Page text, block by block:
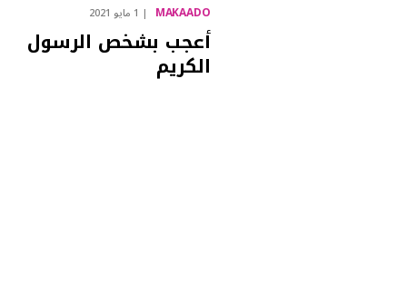
MAKAADO 1 مايو 2021
أعجب بشخص الرسول
الكريم